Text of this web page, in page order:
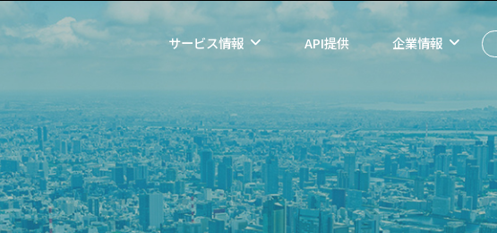
サービス情報 API提供 企業情報